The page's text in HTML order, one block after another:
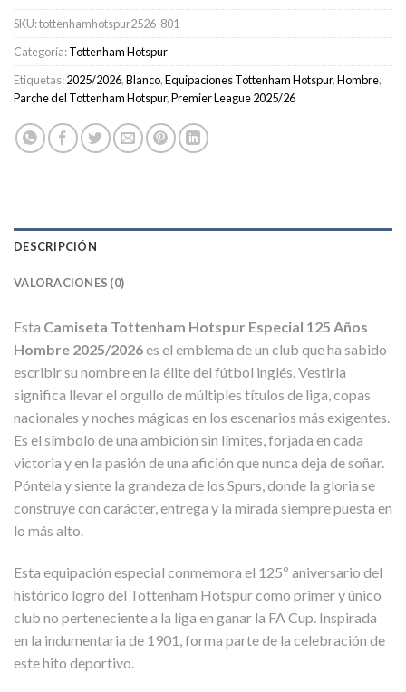
SKU:tottenhamhotspur2526-801
Categoría:Tottenham Hotspur
Etiquetas:2025/2026,Blanco,Equipaciones Tottenham Hotspur,Hombre,
Parche del Tottenham Hotspur,Premier League 2025/26
DESCRIPCIÓN
VALORACIONES (0)
Esta Camiseta Tottenham Hotspur Especial 125 Años
Hombre 2025/2026es el emblema de un club que ha sabido
escribir su nombre en la élite del fútbol inglés. Vestirla
significa llevar el orgullo de múltiples títulos de liga, copas
nacionales y noches mágicas en los escenarios más exigentes.
Es el símbolo de una ambición sin límites, forjada en cada
victoria y en la pasión de una afición que nunca deja de soñar.
Póntela y siente la grandeza de los Spurs, donde la gloria se
construye con carácter, entrega y la mirada siempre puesta en
lo más alto.
Esta equipación especial conmemora el 125º aniversario del
histórico logro del Tottenham Hotspur como primer y único
club no perteneciente a la liga en ganar la FA Cup. Inspirada
en la indumentaria de 1901, forma parte de la celebración de
este hito deportivo.